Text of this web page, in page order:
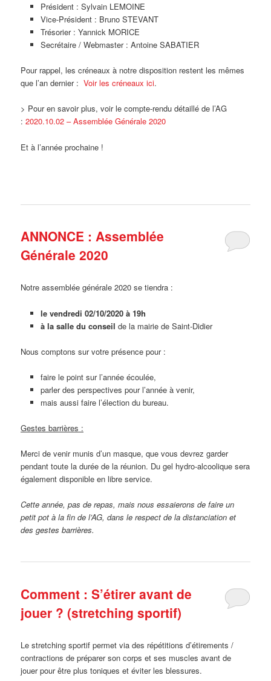
Président : Sylvain LEMOINE
Vice-Président : Bruno STEVANT
Trésorier : Yannick MORICE
Secrétaire / Webmaster : Antoine SABATIER
Pour rappel, les créneaux à notre disposition restent les mêmes
que l’an dernier : Voir les créneaux ici.
> Pour en savoir plus, voir le compte-rendu détaillé de l’AG
:2020.10.02 – Assemblée Générale 2020
Et à l’année prochaine !
ANNONCE : Assemblée
Générale 2020
Notre assemblée générale 2020 se tiendra :
le vendredi 02/10/2020 à 19h
à la salle du conseil de la mairie de Saint-Didier
Nous comptons sur votre présence pour :
faire le point sur l’année écoulée,
parler des perspectives pour l’année à venir,
mais aussi faire l’élection du bureau.
Gestes barrières :
Merci de venir munis d’un masque, que vous devrez garder
pendant toute la durée de la réunion. Du gel hydro-alcoolique sera
également disponible en libre service.
Cette année, pas de repas, mais nous essaierons de faire un
petit pot à la fin de l’AG, dans le respect de la distanciation et
des gestes barrières.
Comment : S’étirer avant de
jouer ? (stretching sportif)
Le stretching sportif permet via des répétitions d’étirements /
contractions de préparer son corps et ses muscles avant de
jouer pour être plus toniques et éviter les blessures.